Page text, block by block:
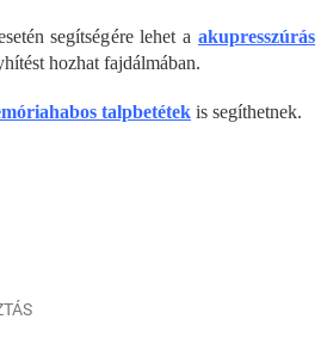
segítségére lehet a akupresszúrás
hozhat fajdálmában.
talpbetétek is segíthetnek.